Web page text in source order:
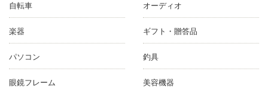
自転車
楽器
パソコン
眼鏡フレーム
オーディオ
ギフト・贈答品
釣具
美容機器